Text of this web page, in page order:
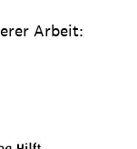
Arbeit: